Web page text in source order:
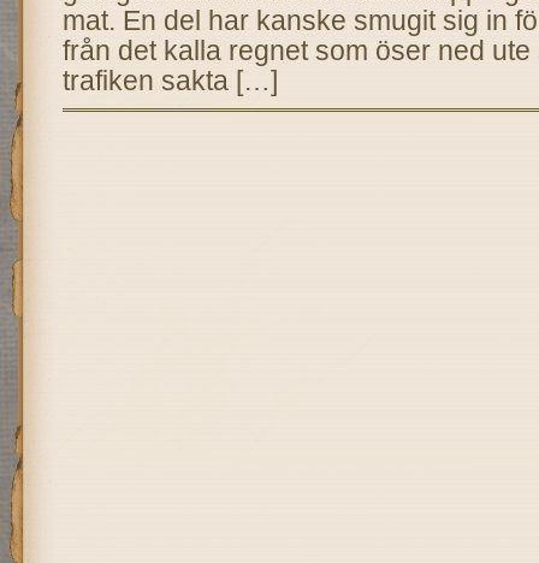
mat. En del har kanske smugit sig in
från det kalla regnet som öser ned ute
trafiken sakta […]